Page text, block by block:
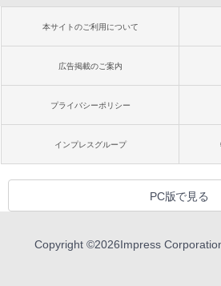
本サイトのご利用について
広告掲載のご案内
プライバシーポリシー
インプレスグループ
PC版で見る
Copyright ©2026Impress